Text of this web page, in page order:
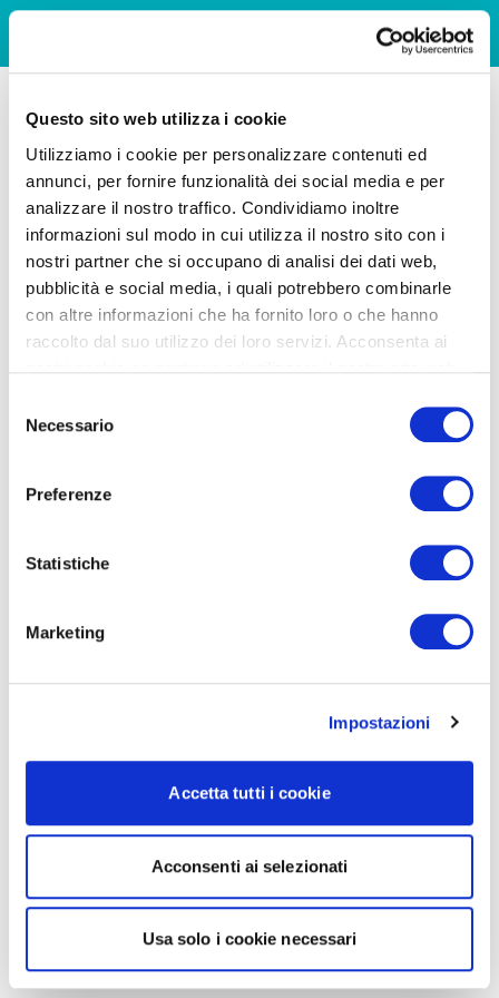
Questo sito web utilizza i cookie
Utilizziamo i cookie per personalizzare contenuti ed
annunci, per fornire funzionalità dei social media e per
analizzare il nostro traffico. Condividiamo inoltre
informazioni sul modo in cui utilizza il nostro sito con i
nostri partner che si occupano di analisi dei dati web,
pubblicità e social media, i quali potrebbero combinarle
con altre informazioni che ha fornito loro o che hanno
raccolto dal suo utilizzo dei loro servizi. Acconsenta ai
delNecessario
Preferenze
Statistiche
Marketing
Impostazioni
Accetta tutti i cookie
Acconsenti ai selezionati
Usa solo i cookie necessari